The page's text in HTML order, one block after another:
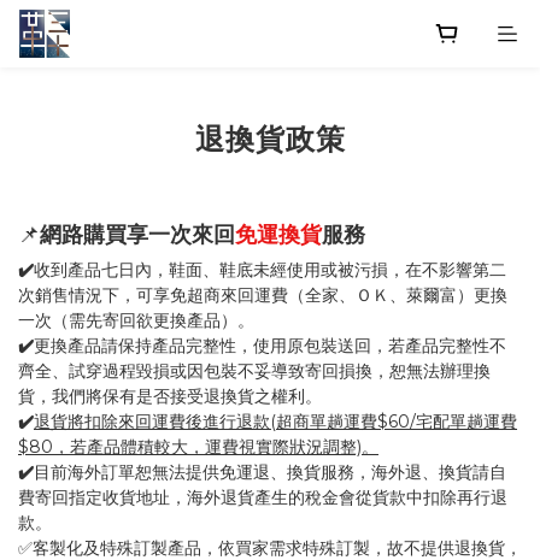
退換貨政策
📌網路購買享一次來回免運換貨服務
✔️收到產品七日內，鞋面、鞋底未經使用或被污損，在不影響第二
次銷售情況下，可享免超商來回運費（全家、ＯＫ、萊爾富）更換
一次（需先寄回欲更換產品）。
✔️更換產品請保持產品完整性，使用原包裝送回，若產品完整性不
齊全、試穿過程毀損或因包裝不妥導致寄回損換，恕無法辦理換
貨，我們將保有是否接受退換貨之權利。
✔️退貨將扣除來回運費後進行退款(超商單趟運費$60/宅配單趟運費
$80，若產品體積較大，運費視實際狀況調整)。
✔️目前海外訂單恕無法提供免運退、換貨服務，海外退、換貨請自
費寄回指定收貨地址，海外退貨產生的稅金會從貨款中扣除再行退
款。
✅客製化及特殊訂製產品，依買家需求特殊訂製，故不提供退換貨，